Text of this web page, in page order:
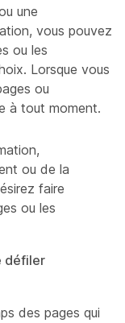
une
vous pouvez
ou les
Lorsque vous
ou
à tout moment.
ou de la
faire
ou les
défiler
des pages qui